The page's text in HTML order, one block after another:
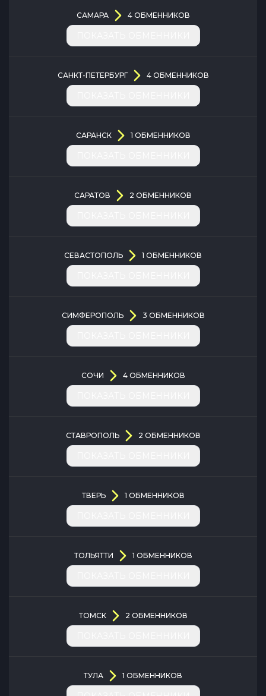
САМАРА 4ОБМЕННИКОВ
САНКТ-ПЕТЕРБУРГ 4ОБМЕННИКОВ
САРАНСК 1 ОБМЕННИКОВ
САРАТОВ 2 ОБМЕННИКОВ
СЕВАСТОПОЛЬ 1 ОБМЕННИКОВ
СИМФЕРОПОЛЬ 3 ОБМЕННИКОВ
СОЧИ 4ОБМЕННИКОВ
СТАВРОПОЛЬ 2 ОБМЕННИКОВ
ТВЕРЬ 1 ОБМЕННИКОВ
ТОЛЬЯТТИ 1 ОБМЕННИКОВ
ТОМСК 2 ОБМЕННИКОВ
ТУЛА 1 ОБМЕННИКОВ